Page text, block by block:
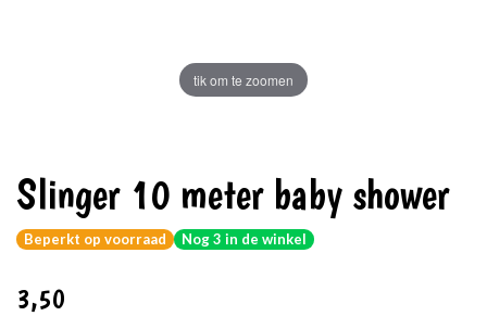
tik om te zoomen
Slinger 10 meter baby shower
Beperkt op voorraad Nog 3 in de winkel
3,50